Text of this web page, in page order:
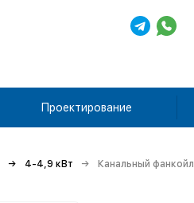
Проектирование
4-4,9 кВт Канальный